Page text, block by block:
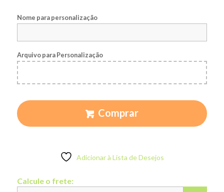
Nome para personalização
Arquivo para Personalização
Comprar
Adicionar à Lista de Desejos
Calcule o frete: